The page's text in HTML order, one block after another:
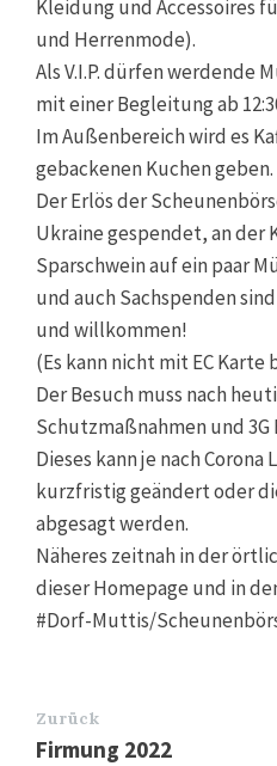
Kleidung und Accessoires
und Herrenmode).
Als V.I.P. dürfen werdende
mit einer Begleitung ab
Im Außenbereich wird es
gebackenen Kuchen geben.
Der Erlös der
Ukraine gespendet, an der
Sparschwein auf ein paar
und auch Sachspenden
und willkommen!
(Es kann nicht mit EC
Der Besuch muss nach
Schutzmaßnahmen und
Dieses kann je nach Corona
kurzfristig geändert oder
abgesagt werden.
Näheres zeitnah in der
dieser Homepage und in
#Dorf-Muttis/
Zurück
Firmung 2022